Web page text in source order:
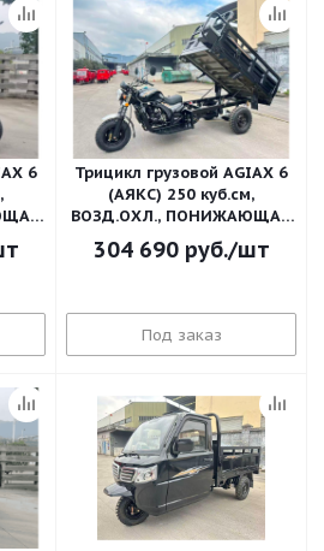
6
Трицикл грузовой AGIAX 6
(АЯКС) 250 куб.см,
ВОЗД.ОХЛ., ПОНИЖАЮЩАЯ
ПЕРЕДАЧ
304 690руб./шт
Под заказ